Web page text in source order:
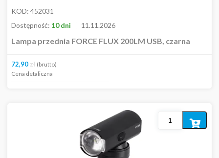
KOD: 452031
Dostępność: 10 dni 11.11.2026
Lampa przednia FORCE FLUX 200LM USB, czarna
72,90 zł (brutto)
Cena detaliczna
Dodaj